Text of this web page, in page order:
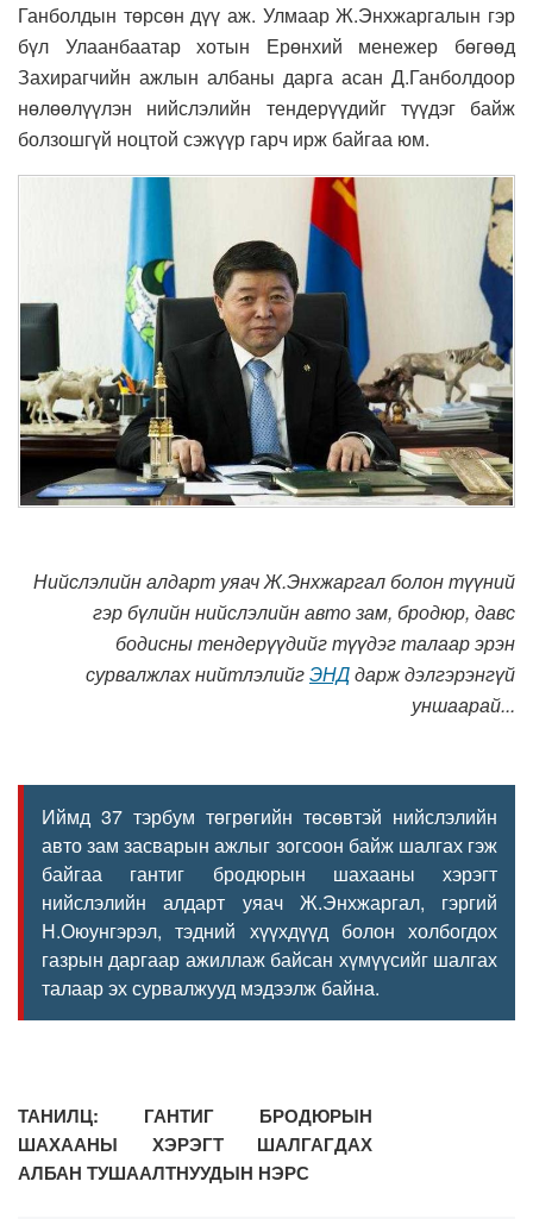
Ганболдын төрсөн дүү аж. Улмаар Ж.Энхжаргалын гэр
бүл Улаанбаатар хотын Ерөнхий менежер бөгөөд
Захирагчийн ажлын албаны дарга асан Д.Ганболдоор
нөлөөлүүлэн нийслэлийн тендерүүдийг түүдэг байж
болзошгүй ноцтой сэжүүр гарч ирж байгаа юм.
Нийслэлийн алдарт уяач Ж.Энхжаргал болон түүний
гэр бүлийн нийслэлийн авто зам, бродюр, давс
бодисны тендерүүдийг түүдэг талаар эрэн
сурвалжлах нийтлэлийгЭНДдарж дэлгэрэнгүй
уншаарай...
Иймд 37 тэрбум төгрөгийн төсөвтэй нийслэлийн
авто зам засварын ажлыг зогсоон байж шалгах гэж
байгаа гантиг бродюрын шахааны хэрэгт
нийслэлийн алдарт уяач Ж.Энхжаргал, гэргий
Н.Оюунгэрэл, тэдний хүүхдүүд болон холбогдох
газрын даргаар ажиллаж байсан хүмүүсийг шалгах
талаар эх сурвалжууд мэдээлж байна.
ТАНИЛЦ: ГАНТИГ БРОДЮРЫН
ШАХААНЫ ХЭРЭГТ ШАЛГАГДАХ
АЛБАН ТУШААЛТНУУДЫН НЭРС